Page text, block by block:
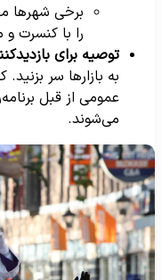
را با کنسرت
توصیه برای
به بازارها سر
عمومی از قبل
می‌شوند.